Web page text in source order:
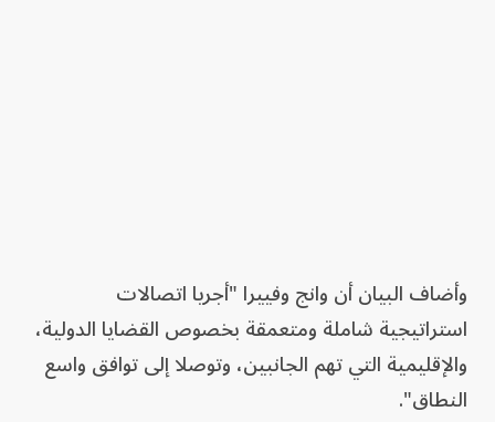
وأضاف البيان أن وانج وفييرا "أجريا اتصالات
استراتيجية شاملة ومتعمقة بخصوص القضايا الدولية،
والإقليمية التي تهم الجانبين، وتوصلا إلى توافق واسع
النطاق".